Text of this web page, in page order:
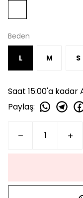
Beden
L M S
Saat 15:00'a kadar
Paylaş: